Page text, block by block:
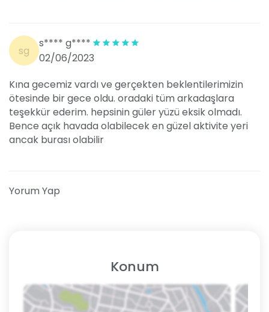
sg
s**** g****
02/06/2023
Kına gecemiz vardı ve gerçekten beklentilerimizin
ötesinde bir gece oldu. oradaki tüm arkadaşlara
teşekkür ederim. hepsinin güler yüzü eksik olmadı.
Bence açık havada olabilecek en güzel aktivite yeri
ancak burası olabilir
Yorum Yap
Konum